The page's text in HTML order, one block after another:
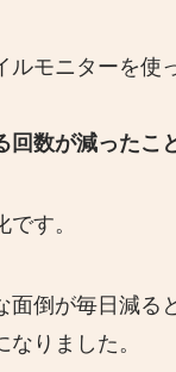
ルモニターを使
回数が減ったこ
す。
面倒が毎日減る
りました。